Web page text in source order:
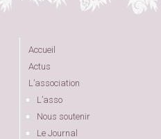
Accueil
Actus
L’association
L’asso
Nous soutenir
Le Journal